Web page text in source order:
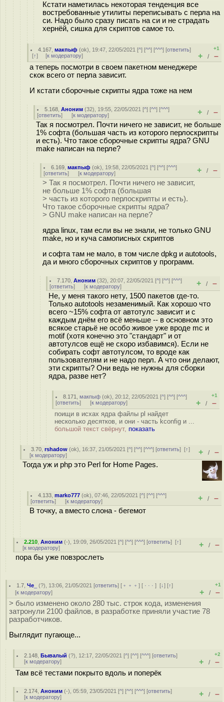
Кстати наметилась некоторая тенденция все
востребованные утилиты переписывать с перла на
си. Надо было сразу писать на си и не страдать
хернёй, сишка для скриптов самое то.
4.167 ,макпыф (ok), 19:47, 22/05/2021 [^] [^^] [^^^] [ответить]
[↑] [к модератору]
+1
+ / –
а теперь посмотри в своем пакетном менеджере
скок всего от перла зависит.
И кстати сборочные скрипты ядра тоже на нем
5.168 ,Аноним (32), 19:55, 22/05/2021 [^] [^^] [^^^]
[ответить] [к модератору] + / –
Так я посмотрел. Почти ничего не зависит, не больше
1% софта (большая часть из которого перлоскрипты
и есть). Что такое сборочные скрипты ядра? GNU
make написан на перле?
6.169 ,макпыф (ok), 19:58, 22/05/2021 [^] [^^] [^^^]
[ответить] [к модератору] + / –
> Так я посмотрел. Почти ничего не зависит,
не больше 1% софта (большая
> часть из которого перлоскрипты и есть).
Что такое сборочные скрипты ядра?
> GNU make написан на перле?
ядра linux, там если вы не знали, не только GNU
make, но и куча самописных скриптов
и софта там не мало, в том числе dpkg и autotools,
да и много сборочных скриптов у программ.
7.170 ,Аноним (32), 20:07, 22/05/2021 [^] [^^] [^^^]
[ответить] [к модератору] + / –
Не, у меня такого нету, 1500 пакетов где-то.
Только autotools незаменимый. Как хорошо что
всего ~15% софта от автотулс зависит и с
каждым днём его всё меньше -- в основном это
всякое старьё не особо живое уже вроде mc и
motif (хотя конечно это "стандарт" и от
автотулсов ещё не скоро избавимся). Если не
собирать софт автотулсом, то вроде как
пользователям и не надо перл. А что они делают,
эти скрипты? Они ведь не нужны для сборки
ядра, разве нет?
8.171 ,макпыф (ok), 20:12, 22/05/2021 [^] [^^] [^^^]
[ответить] [к модератору]
+1
+ / –
поищи в исхах ядра файлы pl найдет
несколько десятков, и они - часть kconfig и ...
большой текст свёрнут, показать
3.70 ,rshadow (ok), 16:37, 21/05/2021 [^] [^^] [^^^] [ответить][↑]
[к модератору] + / –
Тогда уж и php это Perl for Home Pages.
4.133 ,marko777 (ok), 07:46, 22/05/2021 [^] [^^] [^^^]
[ответить] [к модератору] + / –
В точку, а вместо слона - бегемот
2.210 ,Аноним (-), 19:09, 26/05/2021 [^] [^^] [^^^] [ответить][↑]
[к модератору] + / –
пора бы уже повзрослеть
1.7 ,Че_ (?), 13:06, 21/05/2021 [ответить] [ ﹢﹢﹢] [ · · ·][↓] [↑]
[к модератору]
+1
+ / –
> было изменено около 280 тыс. строк кода, изменения
затронули 2100 файлов, в разработке приняли участие 78
разработчиков.
Выглядит пугающе...
2.148 ,Бывалый (?), 12:17, 22/05/2021 [^] [^^] [^^^] [ответить]
[к модератору]
+2
+ / –
Там всё тестами покрыто вдоль и поперёк
2.174 ,Аноним (-), 05:59, 23/05/2021 [^] [^^] [^^^] [ответить]
[к модератору] + / –